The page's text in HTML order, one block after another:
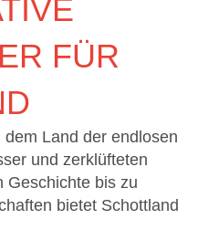
FÜR
Land der endlosen
und zerklüfteten
Geschichte bis zu
bietet Schottland